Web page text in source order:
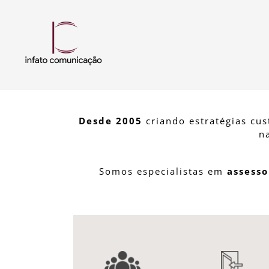
Desde 2005 criando estratégias
Somos especialistas em